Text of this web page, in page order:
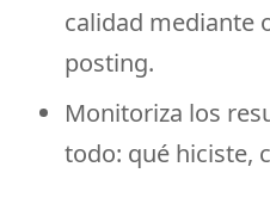
calidad mediante
posting.
Monitoriza los
todo: qué hiciste,